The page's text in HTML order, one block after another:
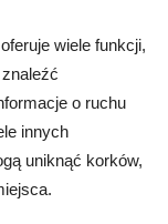
wiele funkcji,
o ruchu
innych
uniknąć korków,